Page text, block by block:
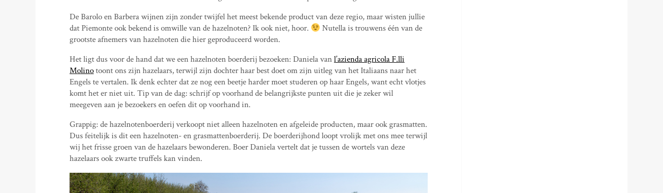
De Barolo en Barbera wijnen zijn zonder twijfel het meest bekende product van deze regio, maar wisten jullie
dat Piemonte ook bekend is omwille van de hazelnoten? Ik ook niet, hoor.
Nutella is trouwens één van de
grootste afnemers van hazelnoten die hier geproduceerd worden.
Het ligt dus voor de hand dat we een hazelnoten boerderij bezoeken: Daniela vanl’azienda agricola F.lli
Molinotoont ons zijn hazelaars, terwijl zijn dochter haar best doet om zijn uitleg van het Italiaans naar het
Engels te vertalen. Ik denk echter dat ze nog een beetje harder moet studeren op haar Engels, want echt vlotjes
komt het er niet uit. Tip van de dag: schrijf op voorhand de belangrijkste punten uit die je zeker wil
meegeven aan je bezoekers en oefen dit op voorhand in.
Grappig: de hazelnotenboerderij verkoopt niet alleen hazelnoten en afgeleide producten, maar ook grasmatten.
Dus feitelijk is dit een hazelnoten- en grasmattenboerderij. De boerderijhond loopt vrolijk met ons mee terwijl
wij het frisse groen van de hazelaars bewonderen. Boer Daniela vertelt dat je tussen de wortels van deze
hazelaars ook zwarte truffels kan vinden.